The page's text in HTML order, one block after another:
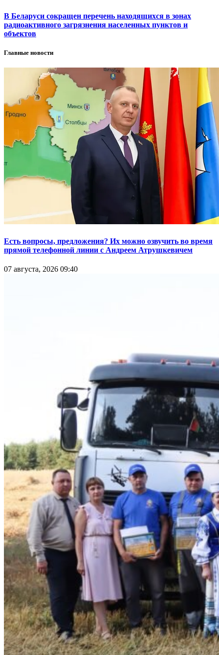
В Беларуси сокращен перечень находящихся в зонах
радиоактивного загрязнения населенных пунктов и
объектов
Главные новости
Есть вопросы, предложения? Их можно озвучить во время
прямой телефонной линии с Андреем Атрушкевичем
07 августа, 2026 09:40